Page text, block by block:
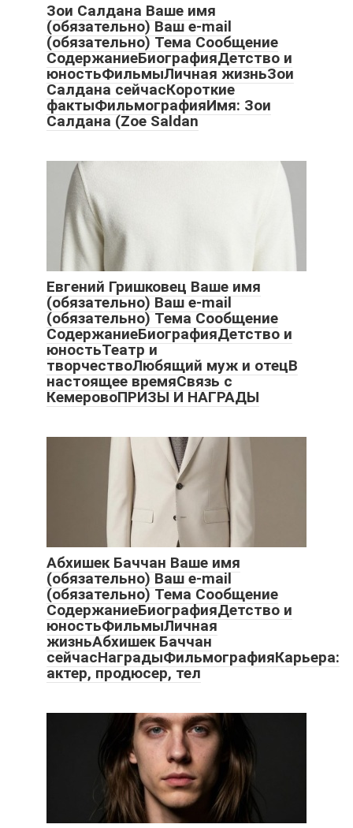
Зои Салдана Ваше имя
(обязательно) Ваш e-mail
(обязательно) Тема Сообщение
СодержаниеБиографияДетство и
юностьФильмыЛичная жизньЗои
Салдана сейчасКороткие
фактыФильмографияИмя: Зои
Салдана (Zoe Saldan
Евгений Гришковец Ваше имя
(обязательно) Ваш e-mail
(обязательно) Тема Сообщение
СодержаниеБиографияДетство и
юностьТеатр и
творчествоЛюбящий муж и отецВ
настоящее времяСвязь с
КемеровоПРИЗЫ И НАГРАДЫ
Абхишек Баччан Ваше имя
(обязательно) Ваш e-mail
(обязательно) Тема Сообщение
СодержаниеБиографияДетство и
юностьФильмыЛичная
жизньАбхишек Баччан
сейчасНаградыФильмографияКарьера:
актер, продюсер, тел